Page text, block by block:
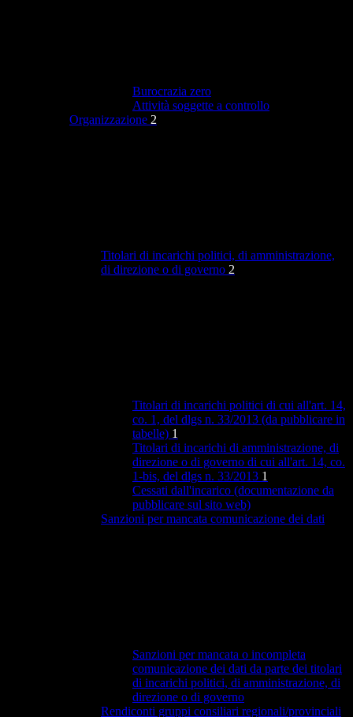
Burocrazia zero
Attività soggette a controllo
Organizzazione 2
Titolari di incarichi politici, di amministrazione,
di direzione o di governo 2
Titolari di incarichi politici di cui all'art. 14,
co. 1, del dlgs n. 33/2013 (da pubblicare in
tabelle) 1
Titolari di incarichi di amministrazione, di
direzione o di governo di cui all'art. 14, co.
1-bis, del dlgs n. 33/2013 1
Cessati dall'incarico (documentazione da
pubblicare sul sito web)
Sanzioni per mancata comunicazione dei dati
Sanzioni per mancata o incompleta
comunicazione dei dati da parte dei titolari
di incarichi politici, di amministrazione, di
direzione o di governo
Rendiconti gruppi consiliari regionali/provinciali